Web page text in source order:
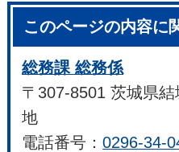
このページの内容に
総務課 総務係
〒307-8501 茨城県
地
電話番号：0296-34-